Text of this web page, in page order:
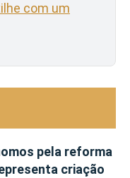
com um
pela reforma
criação